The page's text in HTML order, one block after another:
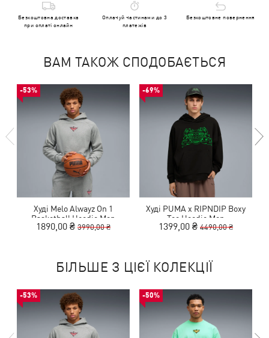
Безкоштовна доставка
при оплаті онлайн
Оплачуй частинами до 3
платежів
Безкоштовне повернення
ВАМ ТАКОЖ СПОДОБАЄТЬСЯ
-53%
Худі Melo Alwayz On 1
Basketball Hoodie Men
1890,00 ₴ 3990,00 ₴
-69%
Худі PUMA x RIPNDIP Boxy
Tee Hoodie Men
1399,00 ₴ 4490,00 ₴
БІЛЬШЕ З ЦІЄЇ КОЛЕКЦІЇ
-53% -50%